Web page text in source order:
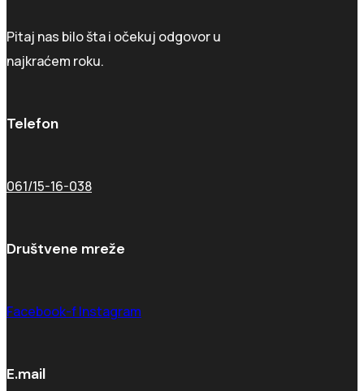
Pitaj nas bilo šta i očekuj odgovor u
najkraćem roku.
Telefon
061/15-16-038
Društvene mreže
Facebook-fInstagram
E.mail